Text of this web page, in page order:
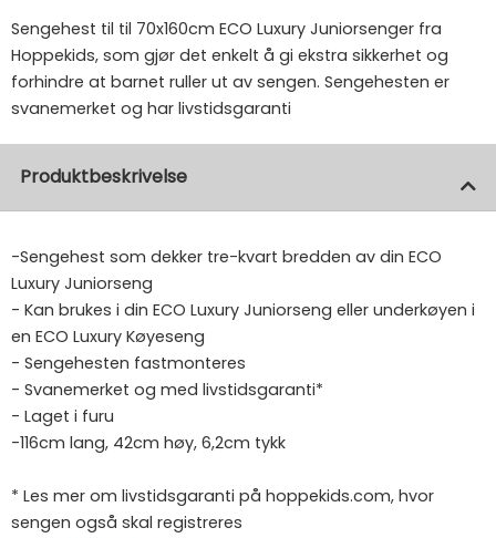
Sengehest til til 70x160cm ECO Luxury Juniorsenger fra
Hoppekids, som gjør det enkelt å gi ekstra sikkerhet og
forhindre at barnet ruller ut av sengen. Sengehesten er
svanemerket og har livstidsgaranti
Produktbeskrivelse
-Sengehest som dekker tre-kvart bredden av din ECO
Luxury Juniorseng
- Kan brukes i din ECO Luxury Juniorseng eller underkøyen i
en ECO Luxury Køyeseng
- Sengehesten fastmonteres
- Svanemerket og med livstidsgaranti*
- Laget i furu
-116cm lang, 42cm høy, 6,2cm tykk
* Les mer om livstidsgaranti på hoppekids.com, hvor
sengen også skal registreres